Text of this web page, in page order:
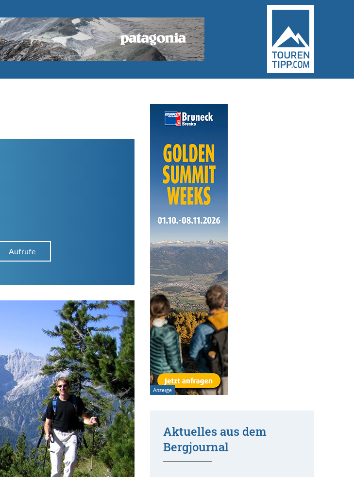
Aufrufe
bis
bis
Aktuelles aus dem
Bergjournal